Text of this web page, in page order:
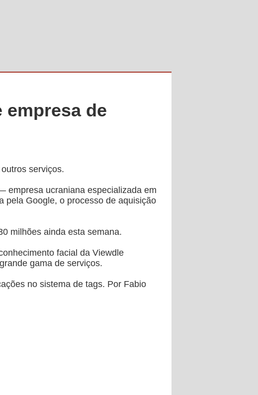
de
serviços.
empresa ucraniana especializada em
pela Google, o processo de aquisição
milhões ainda esta semana.
facial da Viewdle
gama de serviços.
no sistema de tags. Por Fabio